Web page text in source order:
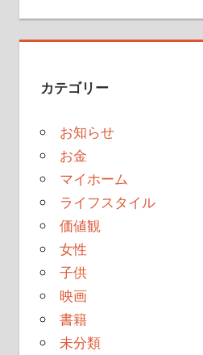
カテゴリー
お知らせ
お金
マイホーム
ライフスタイル
価値観
女性
子供
映画
書籍
未分類